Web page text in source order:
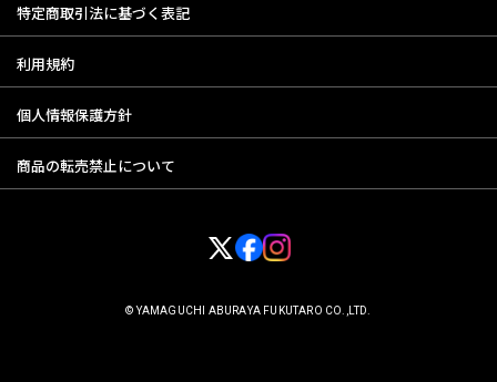
特定商取引法に基づく表記
利用規約
個人情報保護方針
商品の転売禁止について
© YAMAGUCHI ABURAYA FUKUTARO CO.,LTD.